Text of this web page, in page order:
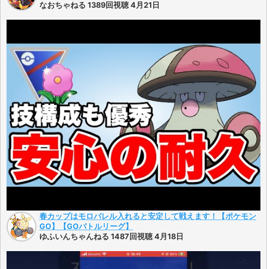
なおちゃねる 1389回視聴 4月21日
春カップはモロバレル入れると安定して戦えます！【ポケモン
GO】【GOバトルリーグ】
ゆふいんちゃんねる 1487回視聴 4月18日